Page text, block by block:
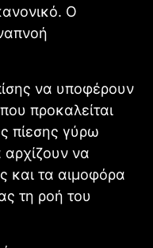
Ο
να υποφέρουν
προκαλείται
πίεσης γύρω
αρχίζουν να
και τα αιμοφόρα
τη ροή του